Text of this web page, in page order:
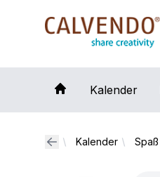
Calvendo
Kalender
Kalender Spaß